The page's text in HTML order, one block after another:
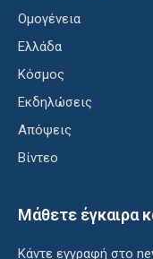
Ομογένεια
Ελλάδα
Κόσμος
Εκδηλώσεις
Απόψεις
Βίντεο
Μάθετε έγκαιρα
Κάντε εγγραφή στο